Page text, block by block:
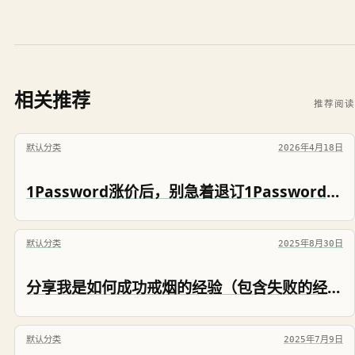
相关推荐 推荐阅读
默认分类 2026年4月18日
1Password涨价后，别急着退订1Password，这个操作能帮你省25%
默认分类 2025年8月30日
分享我是如何成功戒烟的经验（包含失败的经验）
默认分类 2025年7月9日